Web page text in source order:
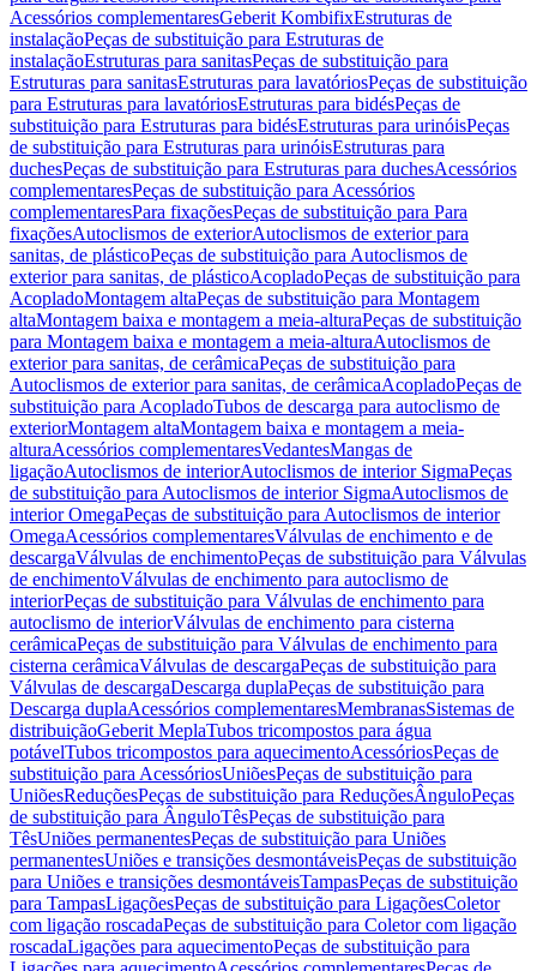
Acessórios complementaresGeberit KombifixEstruturas de
instalaçãoPeças de substituição para Estruturas de
instalaçãoEstruturas para sanitasPeças de substituição para
Estruturas para sanitasEstruturas para lavatóriosPeças de substituição
para Estruturas para lavatóriosEstruturas para bidésPeças de
substituição para Estruturas para bidésEstruturas para urinóisPeças
de substituição para Estruturas para urinóisEstruturas para
duchesPeças de substituição para Estruturas para duchesAcessórios
complementaresPeças de substituição para Acessórios
complementaresPara fixaçõesPeças de substituição para Para
fixaçõesAutoclismos de exteriorAutoclismos de exterior para
sanitas, de plásticoPeças de substituição para Autoclismos de
exterior para sanitas, de plásticoAcopladoPeças de substituição para
AcopladoMontagem altaPeças de substituição para Montagem
altaMontagem baixa e montagem a meia-alturaPeças de substituição
para Montagem baixa e montagem a meia-alturaAutoclismos de
exterior para sanitas, de cerâmicaPeças de substituição para
Autoclismos de exterior para sanitas, de cerâmicaAcopladoPeças de
substituição para AcopladoTubos de descarga para autoclismo de
exteriorMontagem altaMontagem baixa e montagem a meia-
alturaAcessórios complementaresVedantesMangas de
ligaçãoAutoclismos de interiorAutoclismos de interior SigmaPeças
de substituição para Autoclismos de interior SigmaAutoclismos de
interior OmegaPeças de substituição para Autoclismos de interior
OmegaAcessórios complementaresVálvulas de enchimento e de
descargaVálvulas de enchimentoPeças de substituição para Válvulas
de enchimentoVálvulas de enchimento para autoclismo de
interiorPeças de substituição para Válvulas de enchimento para
autoclismo de interiorVálvulas de enchimento para cisterna
cerâmicaPeças de substituição para Válvulas de enchimento para
cisterna cerâmicaVálvulas de descargaPeças de substituição para
Válvulas de descargaDescarga duplaPeças de substituição para
Descarga duplaAcessórios complementaresMembranasSistemas de
distribuiçãoGeberit MeplaTubos tricompostos para água
potávelTubos tricompostos para aquecimentoAcessóriosPeças de
substituição para AcessóriosUniõesPeças de substituição para
UniõesReduçõesPeças de substituição para ReduçõesÂnguloPeças
de substituição para ÂnguloTêsPeças de substituição para
TêsUniões permanentesPeças de substituição para Uniões
permanentesUniões e transições desmontáveisPeças de substituição
para Uniões e transições desmontáveisTampasPeças de substituição
para TampasLigaçõesPeças de substituição para LigaçõesColetor
com ligação roscadaPeças de substituição para Coletor com ligação
roscadaLigações para aquecimentoPeças de substituição para